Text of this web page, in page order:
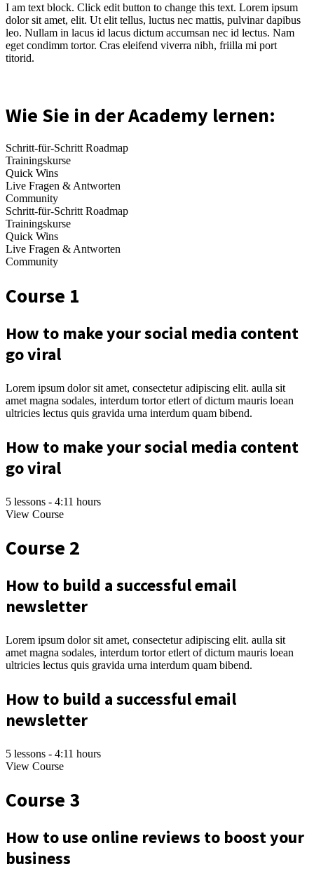
I am text block. Click edit button to change this text. Lorem ipsum
dolor sit amet, elit. Ut elit tellus, luctus nec mattis, pulvinar dapibus
leo. Nullam in lacus id lacus dictum accumsan nec id lectus. Nam
eget condimm tortor. Cras eleifend viverra nibh, friilla mi port
titorid.
Wie Sie in der Academy lernen:
Schritt-für-Schritt Roadmap
Trainingskurse
Quick Wins
Live Fragen & Antworten
Community
Schritt-für-Schritt Roadmap
Trainingskurse
Quick Wins
Live Fragen & Antworten
Community
Course 1
How to make your social media content
go viral
Lorem ipsum dolor sit amet, consectetur adipiscing elit. aulla sit
amet magna sodales, interdum tortor etlert of dictum mauris loean
ultricies lectus quis gravida urna interdum quam bibend.
How to make your social media content
go viral
5 lessons - 4:11 hours
View Course
Course 2
How to build a successful email
newsletter
Lorem ipsum dolor sit amet, consectetur adipiscing elit. aulla sit
amet magna sodales, interdum tortor etlert of dictum mauris loean
ultricies lectus quis gravida urna interdum quam bibend.
How to build a successful email
newsletter
5 lessons - 4:11 hours
View Course
Course 3
How to use online reviews to boost your
business